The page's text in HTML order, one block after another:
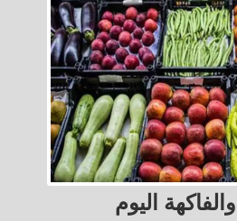
اليوم